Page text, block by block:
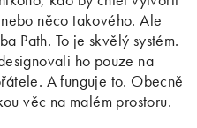
něco takového. Ale
Path. To je skvělý systém.
ho pouze na
A funguje to. Obecně
věc na malém prostoru.